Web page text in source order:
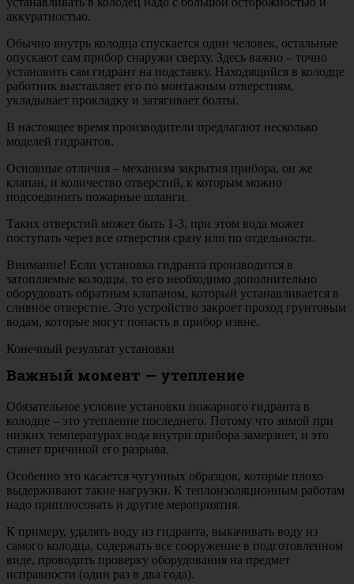
аккуратностью.
Обычно внутрь колодца спускается один человек, остальные
опускают сам прибор снаружи сверху. Здесь важно – точно
установить сам гидрант на подставку. Находящийся в колодце
работник выставляет его по монтажным отверстиям,
укладывает прокладку и затягивает болты.
В настоящее время производители предлагают несколько
моделей гидрантов.
Основные отличия – механизм закрытия прибора, он же
клапан, и количество отверстий, к которым можно
подсоединить пожарные шланги.
Таких отверстий может быть 1-3, при этом вода может
поступать через все отверстия сразу или по отдельности.
Внимание! Если установка гидранта производится в
затопляемые колодцы, то его необходимо дополнительно
оборудовать обратным клапаном, который устанавливается в
сливное отверстие. Это устройство закроет проход грунтовым
водам, которые могут попасть в прибор извне.
Конечный результат установки
Важный момент — утепление
Обязательное условие установки пожарного гидранта в
колодце – это утепление последнего. Потому что зимой при
низких температурах вода внутри прибора замерзнет, и это
станет причиной его разрыва.
Особенно это касается чугунных образцов, которые плохо
выдерживают такие нагрузки. К теплоизоляционным работам
надо приплюсовать и другие мероприятия.
К примеру, удалять воду из гидранта, выкачивать воду из
самого колодца, содержать все сооружение в подготовленном
виде, проводить проверку оборудования на предмет
исправности (один раз в два года).